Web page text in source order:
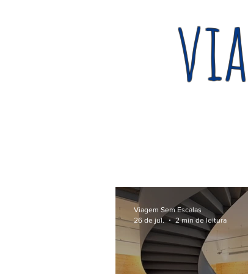
Viagem Sem Escalas
26 de jul.
2 min de leitura